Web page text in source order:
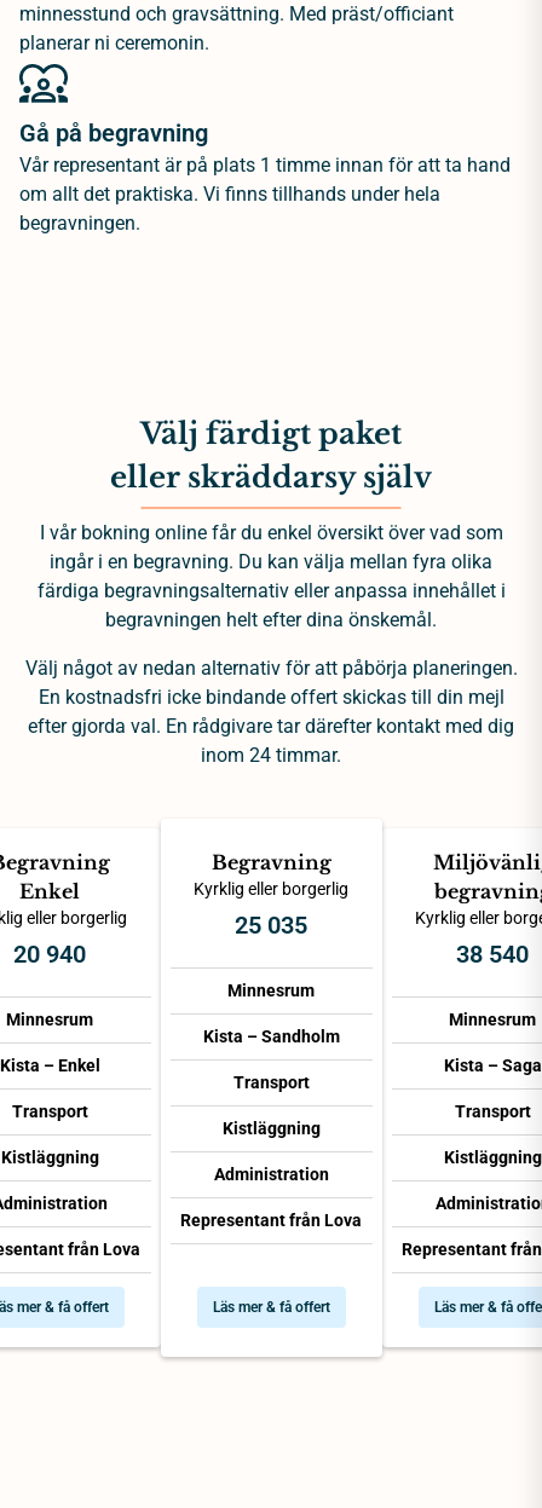
minnesstund och gravsättning. Med präst/officiant
planerar ni ceremonin.
Gå på begravning
Vår representant är på plats 1 timme innan för att ta hand
om allt det praktiska. Vi finns tillhands under hela
begravningen.
Välj färdigt paket
eller skräddarsy själv
I vår bokning online får du enkel översikt över vad som
ingår i en begravning. Du kan välja mellan fyra olika
färdiga begravningsalternativ eller anpassa innehållet i
begravningen helt efter dina önskemål.
Välj något av nedan alternativ för att påbörja planeringen.
En kostnadsfri icke bindande offert skickas till din mejl
efter gjorda val. En rådgivare tar därefter kontakt med dig
inom 24 timmar.
Enkel
eller borgerlig
20 940
Minnesrum
Kista – Enkel
Transport
Kistläggning
från Lova
mer & få offert
Begravning
Kyrklig eller borgerlig
25 035
Minnesrum
Kista – Sandholm
Transport
Kistläggning
Administration
Representant från Lova
Läs mer & få offert
Kyrklig eller
38 540
Minnesrum
Kista – Saga
Transport
Kistläggning
Representant
Läs mer & få